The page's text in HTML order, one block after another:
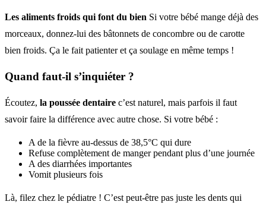
Les aliments froids qui font du bien Si votre bébé mange déjà des
morceaux, donnez-lui des bâtonnets de concombre ou de carotte
bien froids. Ça le fait patienter et ça soulage en même temps !
Quand faut-il s’inquiéter ?
Écoutez, la poussée dentaire c’est naturel, mais parfois il faut
savoir faire la différence avec autre chose. Si votre bébé :
A de la fièvre au-dessus de 38,5°C qui dure
Refuse complètement de manger pendant plus d’une journée
A des diarrhées importantes
Vomit plusieurs fois
Là, filez chez le pédiatre ! C’est peut-être pas juste les dents qui